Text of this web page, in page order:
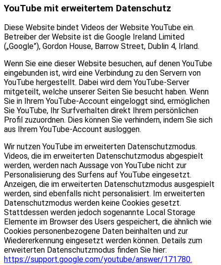
YouTube mit erweitertem Datenschutz
Diese Website bindet Videos der Website YouTube ein.
Betreiber der Website ist die Google Ireland Limited
(„Google”), Gordon House, Barrow Street, Dublin 4, Irland.
Wenn Sie eine dieser Website besuchen, auf denen YouTube
eingebunden ist, wird eine Verbindung zu den Servern von
YouTube hergestellt. Dabei wird dem YouTube-Server
mitgeteilt, welche unserer Seiten Sie besucht haben. Wenn
Sie in Ihrem YouTube-Account eingeloggt sind, ermöglichen
Sie YouTube, Ihr Surfverhalten direkt Ihrem persönlichen
Profil zuzuordnen. Dies können Sie verhindern, indem Sie sich
aus Ihrem YouTube-Account ausloggen.
Wir nutzen YouTube im erweiterten Datenschutzmodus.
Videos, die im erweiterten Datenschutzmodus abgespielt
werden, werden nach Aussage von YouTube nicht zur
Personalisierung des Surfens auf YouTube eingesetzt.
Anzeigen, die im erweiterten Datenschutzmodus ausgespielt
werden, sind ebenfalls nicht personalisiert. Im erweiterten
Datenschutzmodus werden keine Cookies gesetzt.
Stattdessen werden jedoch sogenannte Local Storage
Elemente im Browser des Users gespeichert, die ähnlich wie
Cookies personenbezogene Daten beinhalten und zur
Wiedererkennung eingesetzt werden können. Details zum
erweiterten Datenschutzmodus finden Sie hier:
https://support.google.com/youtube/answer/171780.